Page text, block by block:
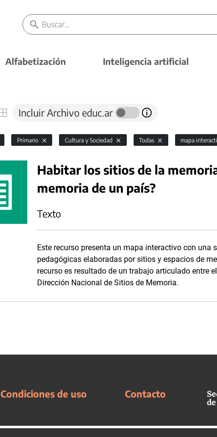
Alfabetización Inteligencia artificial
Incluir Archivo educ.ar
Primario Cultura y Sociedad Todas mapa
Habitar los sitios de la
memoria de un país?
Texto
Este recurso presenta un mapa interactivo con una
pedagógicas elaboradas por sitios y espacios de
recurso es resultado de un trabajo articulado entre
Dirección Nacional de Sitios de Memoria.
Condiciones de uso Contacto